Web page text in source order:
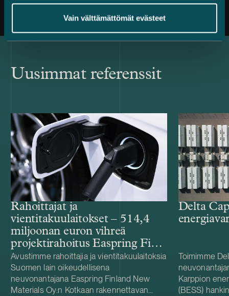
Vain välttämättömät evästeet
Uusimmat referenssit
Rahoittajat ja
vientitakuulaitokset – 514,4
miljoonan euron vihreä
projektirahoitus Easpring Finland
New Materialsin CAM-
tehtaalle
Avustimme rahoittajia ja vientitakuulaitoksia
Suomen lain oikeudellisena
neuvonantajana Easpring Finland New
Materials Oy:n Kotkaan rakennettavan
Delta
Toimimme
Karppion
(BESS)